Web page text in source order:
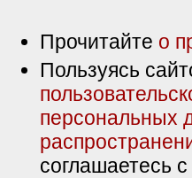
Прочитайте о
Пользуясь
персональных
соглашаетесь с